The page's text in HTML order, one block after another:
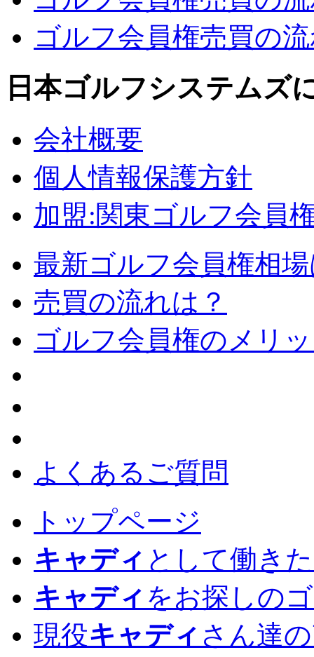
ゴルフ会員権売買の
日本ゴルフシステムズ
会社概要
個人情報保護方針
加盟:関東ゴルフ会員
最新ゴルフ会員権相
売買の流れは？
ゴルフ会員権のメリ
よくあるご質問
トップページ
キャディ として働き
キャディ をお探しの
現役キャディ さん達